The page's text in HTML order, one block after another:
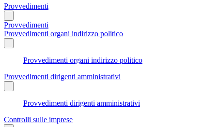
Provvedimenti
Provvedimenti
Provvedimenti organi indirizzo politico
Provvedimenti organi indirizzo politico
Provvedimenti dirigenti amministrativi
Provvedimenti dirigenti amministrativi
Controlli sulle imprese